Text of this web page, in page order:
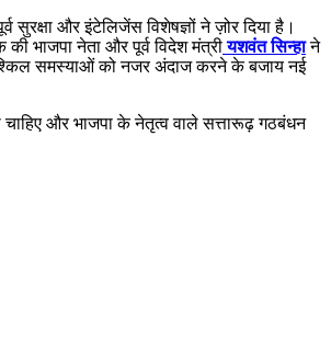
और इंटेलिजेंस विशेषज्ञों ने ज़ोर दिया है।
भाजपा नेता और पूर्व विदेश मंत्री यशवंत सिन्हाने
मुश्किल समस्याओं को नजर अंदाज करने के बजाय नई
और भाजपा के नेतृत्व वाले सत्तारूढ़ गठबंधन